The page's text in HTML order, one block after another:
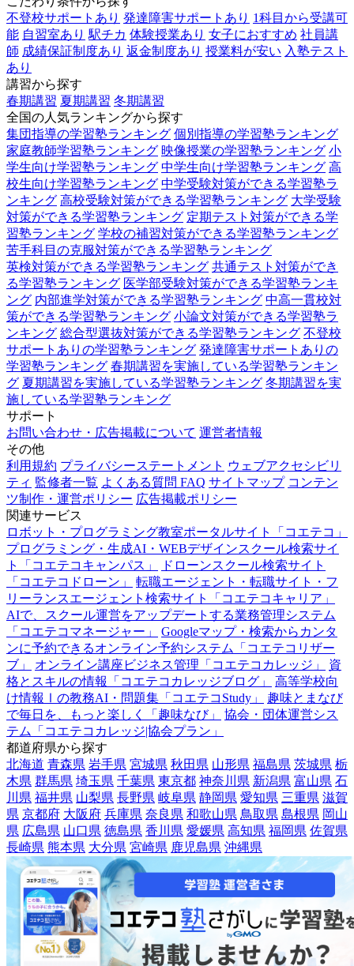
不登校サポートあり 発達障害サポートあり 1科目から受講可
能 自習室あり 駅チカ 体験授業あり 女子におすすめ 社員講
師 成績保証制度あり 返金制度あり 授業料が安い 入塾テスト
あり
講習から探す
春期講習 夏期講習 冬期講習
全国の人気ランキングから探す
集団指導の学習塾ランキング 個別指導の学習塾ランキング
家庭教師学習塾ランキング 映像授業の学習塾ランキング 小
学生向け学習塾ランキング 中学生向け学習塾ランキング 高
校生向け学習塾ランキング 中学受験対策ができる学習塾ラ
ンキング 高校受験対策ができる学習塾ランキング 大学受験
対策ができる学習塾ランキング 定期テスト対策ができる学
習塾ランキング 学校の補習対策ができる学習塾ランキング
苦手科目の克服対策ができる学習塾ランキング
英検対策ができる学習塾ランキング 共通テスト対策ができ
る学習塾ランキング 医学部受験対策ができる学習塾ランキ
ング 内部進学対策ができる学習塾ランキング 中高一貫校対
策ができる学習塾ランキング 小論文対策ができる学習塾ラ
ンキング 総合型選抜対策ができる学習塾ランキング 不登校
サポートありの学習塾ランキング 発達障害サポートありの
学習塾ランキング 春期講習を実施している学習塾ランキン
グ 夏期講習を実施している学習塾ランキング 冬期講習を実
施している学習塾ランキング
サポート
お問い合わせ・広告掲載について 運営者情報
その他
利用規約 プライバシーステートメント ウェブアクセシビリ
ティ 監修者一覧 よくある質問 FAQ サイトマップ コンテン
ツ制作・運営ポリシー 広告掲載ポリシー
関連サービス
ロボット・プログラミング教室ポータルサイト「コエテコ」
プログラミング・生成AI・WEBデザインスクール検索サイ
ト「コエテコキャンパス」
ドローンスクール検索サイト
「コエテコドローン」
転職エージェント・転職サイト・フ
リーランスエージェント検索サイト「コエテコキャリア」
AIで、スクール運営をアップデートする業務管理システム
「コエテコマネージャー」
Googleマップ・検索からカンタ
ンに予約できるオンライン予約システム「コエテコリザー
ブ」
オンライン講座ビジネス管理「コエテコカレッジ」
資
格とスキルの情報「コエテコカレッジブログ」
高等学校向
け情報Ⅰの教務AI・問題集「コエテコStudy」
趣味とまなび
で毎日を、もっと楽しく「趣味なび」
協会・団体運営シス
テム「コエテコカレッジ|協会プラン」
都道府県から探す
北海道 青森県 岩手県 宮城県 秋田県 山形県 福島県 茨城県 栃
木県 群馬県 埼玉県 千葉県 東京都 神奈川県 新潟県 富山県 石
川県 福井県 山梨県 長野県 岐阜県 静岡県 愛知県 三重県 滋賀
県 京都府 大阪府 兵庫県 奈良県 和歌山県 鳥取県 島根県 岡山
県 広島県 山口県 徳島県 香川県 愛媛県 高知県 福岡県 佐賀県
長崎県 熊本県 大分県 宮崎県 鹿児島県 沖縄県